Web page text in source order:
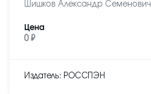
Шишков Александр Семенович
Цена
0 ₽
Издатель: РОССПЭН